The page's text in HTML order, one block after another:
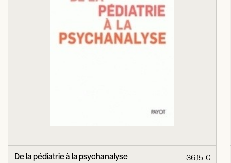
De la pédiatrie à la psychanalyse 36,15 €